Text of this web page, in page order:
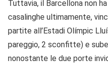
Tuttavia, il Barcellona non
casalinghe ultimamente,
partite all’Estadi Olímpic
pareggio, 2 sconfitte) e
nonostante le due porte